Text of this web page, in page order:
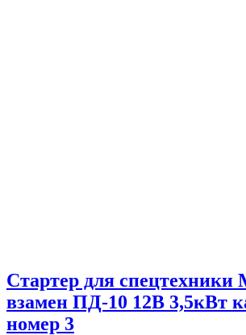
Стартер для спецтехники
взамен ПД-10 12В 3,5кВт
номер 3